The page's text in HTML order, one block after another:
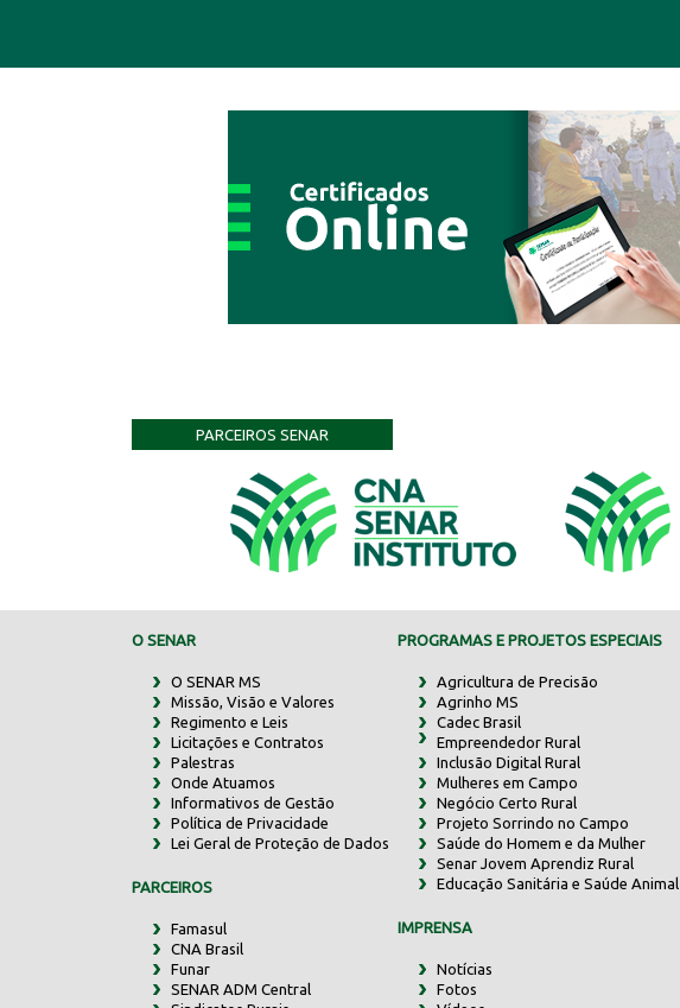
PARCEIROS SENAR
O SENAR
O SENAR MS
Missão, Visão e Valores
Regimento e Leis
Licitações e Contratos
Palestras
Onde Atuamos
Informativos de Gestão
Política de Privacidade
Lei Geral de Proteção de Dados
PARCEIROS
Famasul
CNA Brasil
Funar
SENAR ADM Central
PROGRAMAS E PROJETOS ESPECIAIS
Agricultura de Precisão
Agrinho MS
Cadec Brasil
Empreendedor Rural
Inclusão Digital Rural
Mulheres em Campo
Negócio Certo Rural
Projeto Sorrindo no Campo
Saúde do Homem e da Mulher
Senar Jovem Aprendiz Rural
Educação Sanitária e Saúde Animal
IMPRENSA
Notícias
Fotos